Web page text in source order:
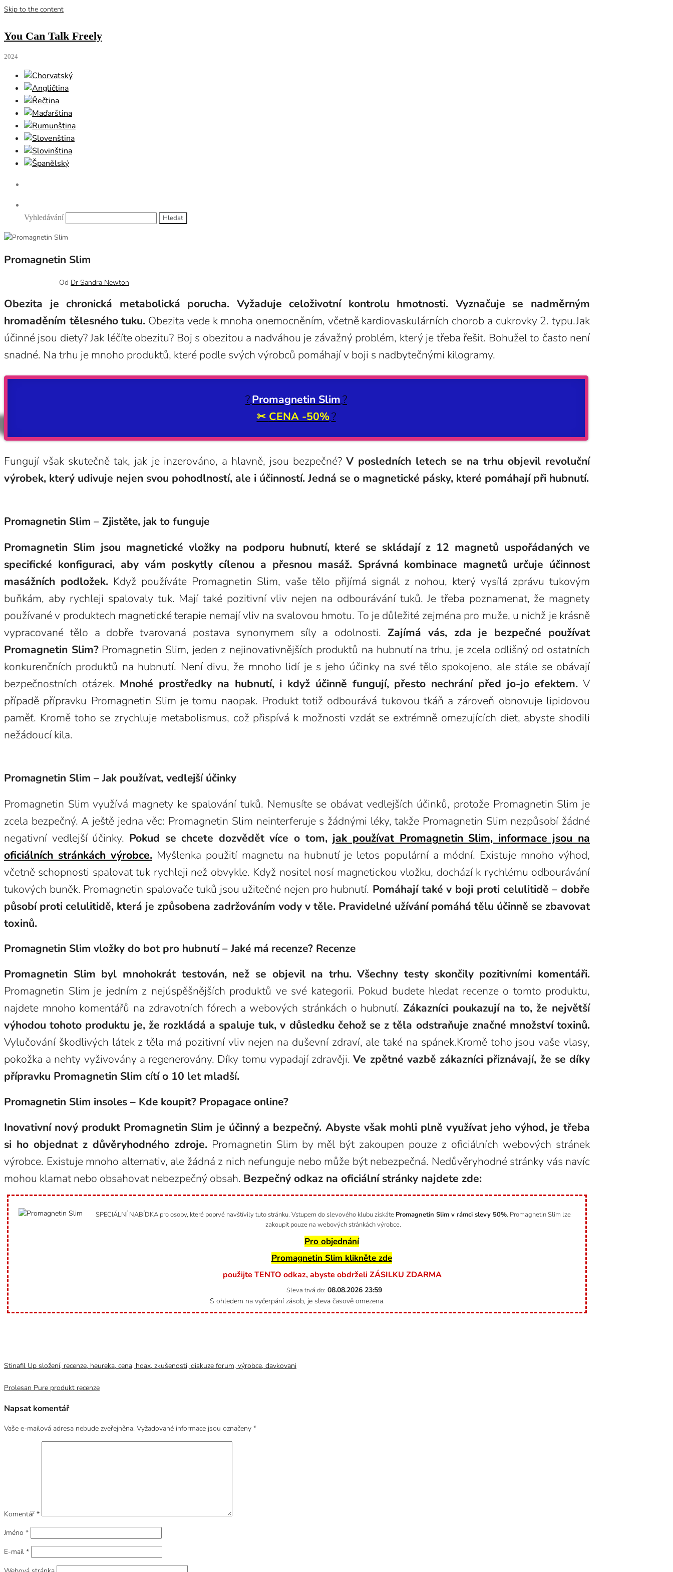
Skip to the content
You Can Talk Freely
2024
Vyhledávání
Promagnetin Slim
Od Dr Sandra Newton
Obezita je chronická metabolická porucha. Vyžaduje celoživotní kontrolu hmotnosti. Vyznačuje se nadměrným
hromaděním tělesného tuku. Obezita vede k mnoha onemocněním, včetně kardiovaskulárních chorob a cukrovky 2. typu.Jak
účinné jsou diety? Jak léčíte obezitu? Boj s obezitou a nadváhou je závažný problém, který je třeba řešit. Bohužel to často není
snadné. Na trhu je mnoho produktů, které podle svých výrobců pomáhají v boji s nadbytečnými kilogramy.
?Promagnetin Slim?
✂ CENA -50%?
Fungují však skutečně tak, jak je inzerováno, a hlavně, jsou bezpečné?V posledních letech se na trhu objevil revoluční
výrobek, který udivuje nejen svou pohodlností, ale i účinností. Jedná se o magnetické pásky, které pomáhají při hubnutí.
Promagnetin Slim – Zjistěte, jak to funguje
Promagnetin Slim jsou magnetické vložky na podporu hubnutí, které se skládají z 12 magnetů uspořádaných ve
specifické konfiguraci, aby vám poskytly cílenou a přesnou masáž. Správná kombinace magnetů určuje účinnost
masážních podložek. Když používáte Promagnetin Slim, vaše tělo přijímá signál z nohou, který vysílá zprávu tukovým
buňkám, aby rychleji spalovaly tuk. Mají také pozitivní vliv nejen na odbourávání tuků. Je třeba poznamenat, že magnety
používané v produktech magnetické terapie nemají vliv na svalovou hmotu. To je důležité zejména pro muže, u nichž je krásně
vypracované tělo a dobře tvarovaná postava synonymem síly a odolnosti. Zajímá vás, zda je bezpečné používat
Promagnetin Slim?Promagnetin Slim, jeden z nejinovativnějších produktů na hubnutí na trhu, je zcela odlišný od ostatních
konkurenčních produktů na hubnutí. Není divu, že mnoho lidí je s jeho účinky na své tělo spokojeno, ale stále se obávají
bezpečnostních otázek. Mnohé prostředky na hubnutí, i když účinně fungují, přesto nechrání před jo-jo efektem. V
případě přípravku Promagnetin Slim je tomu naopak. Produkt totiž odbourává tukovou tkáň a zároveň obnovuje lipidovou
paměť. Kromě toho se zrychluje metabolismus, což přispívá k možnosti vzdát se extrémně omezujících diet, abyste shodili
nežádoucí kila.
Promagnetin Slim – Jak používat, vedlejší účinky
Promagnetin Slim využívá magnety ke spalování tuků. Nemusíte se obávat vedlejších účinků, protože Promagnetin Slim je
zcela bezpečný. A ještě jedna věc: Promagnetin Slim neinterferuje s žádnými léky, takže Promagnetin Slim nezpůsobí žádné
negativní vedlejší účinky. Pokud se chcete dozvědět více o tom, jak používat Promagnetin Slim, informace jsou na
oficiálních stránkách výrobce.Myšlenka použití magnetu na hubnutí je letos populární a módní. Existuje mnoho výhod,
včetně schopnosti spalovat tuk rychleji než obvykle. Když nositel nosí magnetickou vložku, dochází k rychlému odbourávání
tukových buněk. Promagnetin spalovače tuků jsou užitečné nejen pro hubnutí. Pomáhají také v boji proti celulitidě – dobře
působí proti celulitidě, která je způsobena zadržováním vody v těle. Pravidelné užívání pomáhá tělu účinně se zbavovat
toxinů.
Promagnetin Slim vložky do bot pro hubnutí – Jaké má recenze? Recenze
Promagnetin Slim byl mnohokrát testován, než se objevil na trhu. Všechny testy skončily pozitivními komentáři.
Promagnetin Slim je jedním z nejúspěšnějších produktů ve své kategorii. Pokud budete hledat recenze o tomto produktu,
najdete mnoho komentářů na zdravotních fórech a webových stránkách o hubnutí. Zákazníci poukazují na to, že největší
výhodou tohoto produktu je, že rozkládá a spaluje tuk, v důsledku čehož se z těla odstraňuje značné množství toxinů.
Vylučování škodlivých látek z těla má pozitivní vliv nejen na duševní zdraví, ale také na spánek.Kromě toho jsou vaše vlasy,
pokožka a nehty vyživovány a regenerovány. Díky tomu vypadají zdravěji.Ve zpětné vazbě zákazníci přiznávají, že se díky
přípravku Promagnetin Slim cítí o 10 let mladší.
Promagnetin Slim insoles – Kde koupit? Propagace online?
Inovativní nový produkt Promagnetin Slim je účinný a bezpečný. Abyste však mohli plně využívat jeho výhod, je třeba
si ho objednat z důvěryhodného zdroje.Promagnetin Slim by měl být zakoupen pouze z oficiálních webových stránek
výrobce. Existuje mnoho alternativ, ale žádná z nich nefunguje nebo může být nebezpečná. Nedůvěryhodné stránky vás navíc
mohou klamat nebo obsahovat nebezpečný obsah. Bezpečný odkaz na oficiální stránky najdete zde:
SPECIÁLNÍ NABÍDKA pro osoby, které poprvé navštívily tuto stránku. Vstupem do slevového klubu získáte Promagnetin Slim v rámci slevy 50%. Promagnetin Slim lze
zakoupit pouze na webových stránkách výrobce.
Pro objednání
Promagnetin Slim klikněte zde
použijte TENTO odkaz, abyste obdrželi ZÁSILKU ZDARMA
Sleva trvá do: 08.08.2026 23:59
S ohledem na vyčerpání zásob, je sleva časově omezena.
Stinafil Up složení, recenze, heureka, cena, hoax, zkušenosti, diskuze forum, výrobce, davkovani
Prolesan Pure produkt recenze
Napsat komentář
Vaše e-mailová adresa nebude zveřejněna. Vyžadované informace jsou označeny *
Komentář *
Jméno *
E-mail *